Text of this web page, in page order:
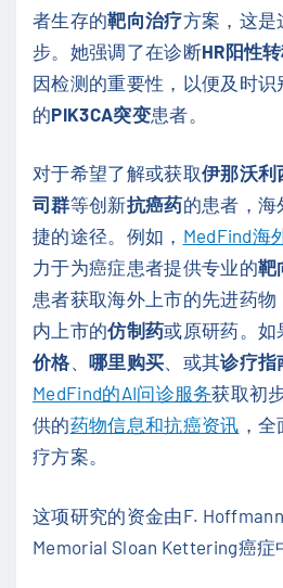
者生存的靶向治疗方案，这是
步。她强调了在诊断HR阳性
因检测的重要性，以便及时
的PIK3CA突变患者。
对于希望了解或获取伊那沃利
司群等创新抗癌药的患者，海
捷的途径。例如， MedFind海
力于为癌症患者提供专业的靶
患者获取海外上市的先进药
内上市的仿制药或原研药。如
价格、 哪里购买、或其诊疗指
MedFind的AI问诊服务获取初
供的药物信息和抗癌资讯 ，
疗方案。
这项研究的资金由F.
Memorial Sloan Kettering癌症